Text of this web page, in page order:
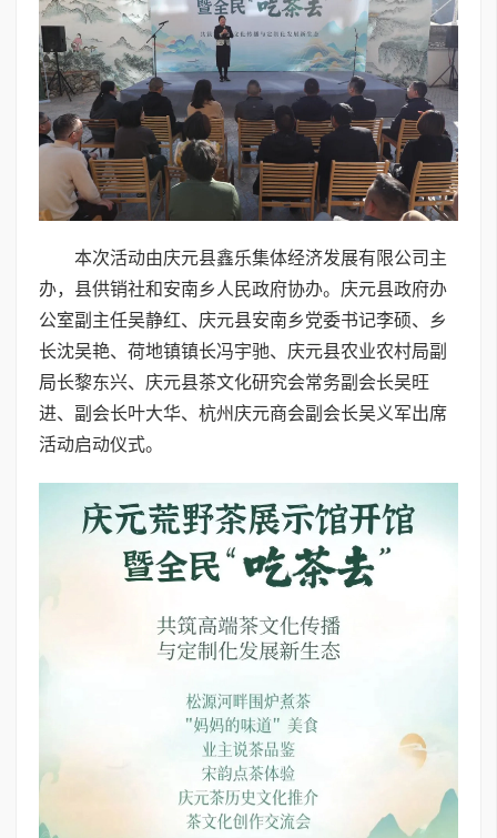
本次活动由庆元县鑫乐集体经济发展有限公司主
办，县供销社和安南乡人民政府协办。庆元县政府办
公室副主任吴静红、庆元县安南乡党委书记李硕、乡
长沈吴艳、荷地镇镇长冯宇驰、庆元县农业农村局副
局长黎东兴、庆元县茶文化研究会常务副会长吴旺
进、副会长叶大华、杭州庆元商会副会长吴义军出席
活动启动仪式。